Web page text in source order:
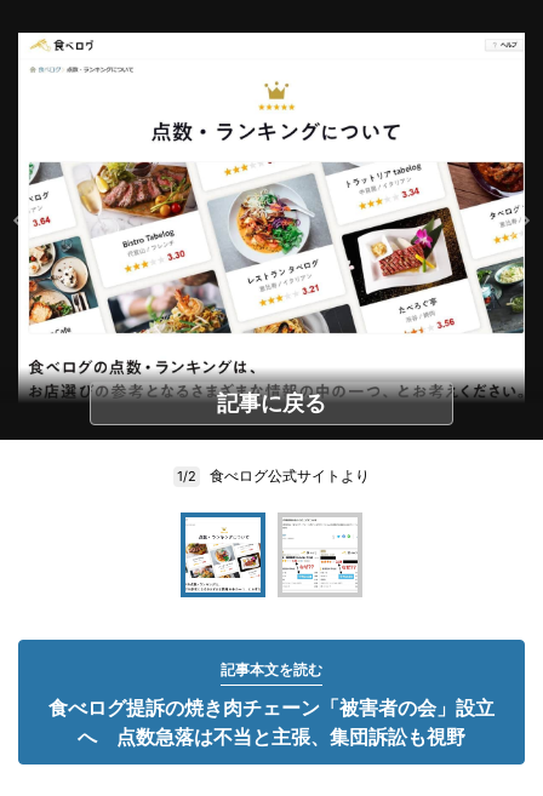
記事に戻る
1/2 食べログ公式サイトより
記事本文を読む
食べログ提訴の焼き肉チェーン「被害者の会」設立
へ 点数急落は不当と主張、集団訴訟も視野